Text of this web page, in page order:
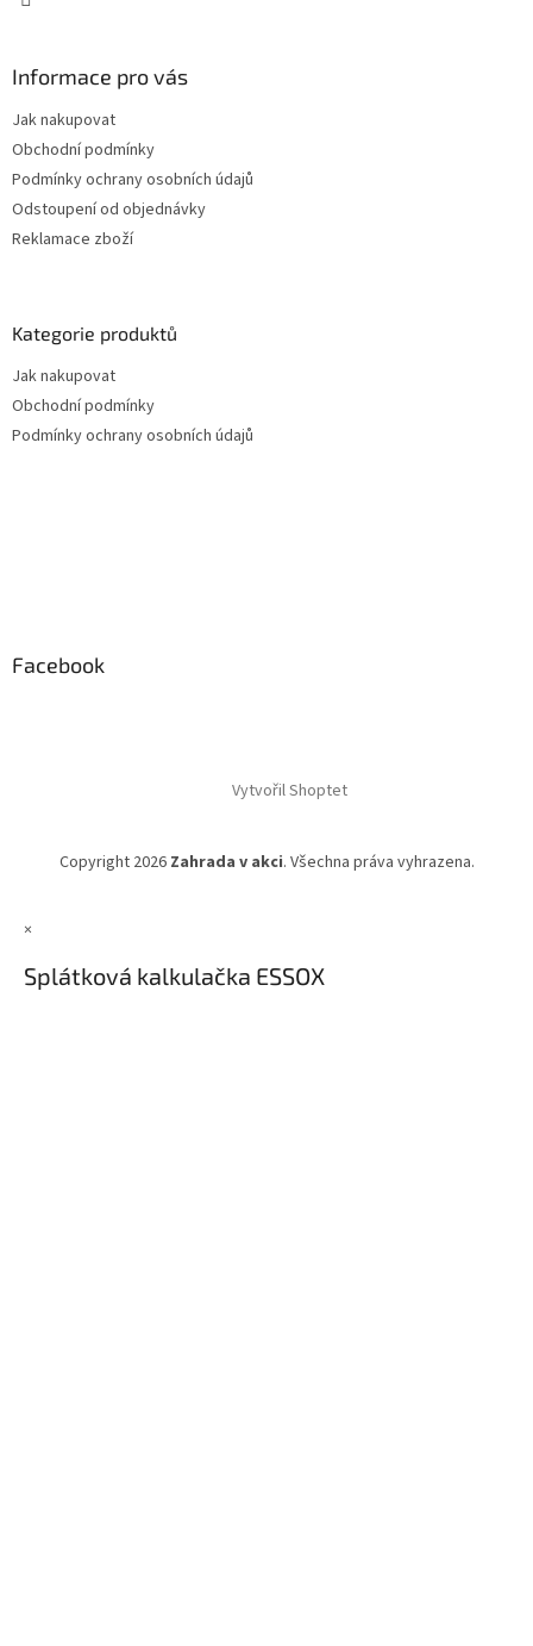
Informace pro vás
Jak nakupovat
Obchodní podmínky
Podmínky ochrany osobních údajů
Odstoupení od objednávky
Reklamace zboží
Kategorie produktů
Jak nakupovat
Obchodní podmínky
Podmínky ochrany osobních údajů
Facebook
Vytvořil Shoptet
Copyright 2026 Zahrada v akci. Všechna práva vyhrazena.
×
Splátková kalkulačka ESSOX